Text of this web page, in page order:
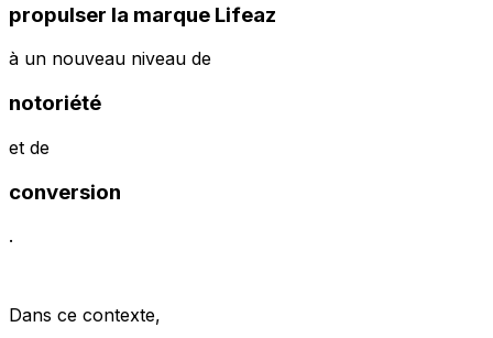
propulser la marque Lifeaz
à un nouveau niveau de
notoriété
et de
conversion
.
Dans ce contexte,